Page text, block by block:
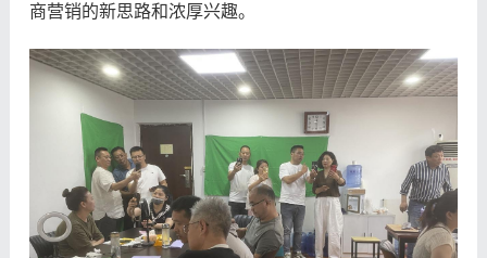
商营销的新思路和浓厚兴趣。